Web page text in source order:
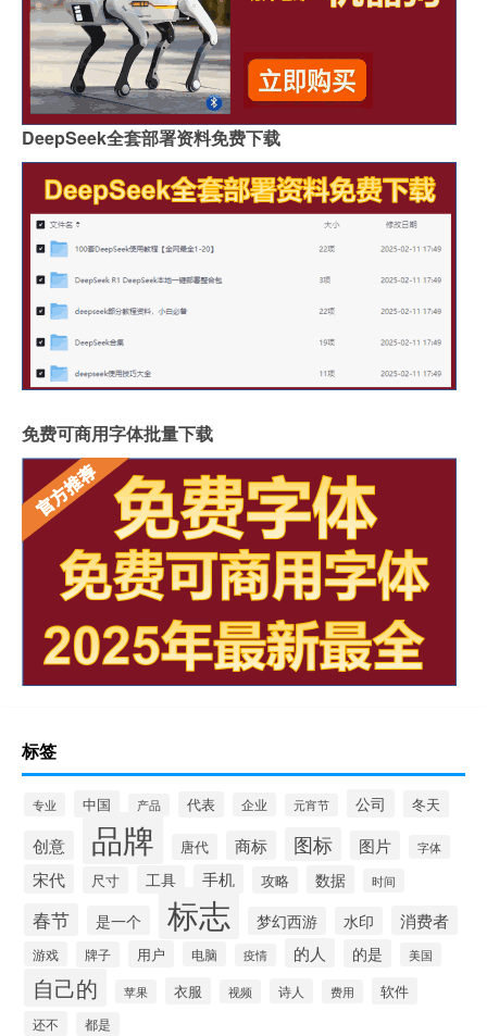
DeepSeek全套部署资料免费下载
免费可商用字体批量下载
标签
专业 中国 产品 代表 企业 元宵节 公司 冬天
创意 品牌 唐代 商标 图标 图片 字体
宋代 尺寸 工具 手机 攻略 数据 时间
春节 是一个 标志 梦幻西游 水印 消费者
游戏 牌子 用户 电脑 疫情 的人 的是 美国
自己的 苹果 衣服 视频 诗人 费用 软件
还不 都是